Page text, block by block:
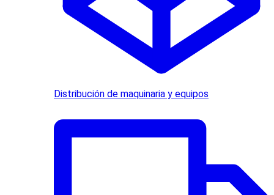
Distribución de maquinaria y equipos